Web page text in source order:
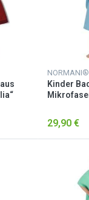
NORMANI®
Kinder
29,90 €